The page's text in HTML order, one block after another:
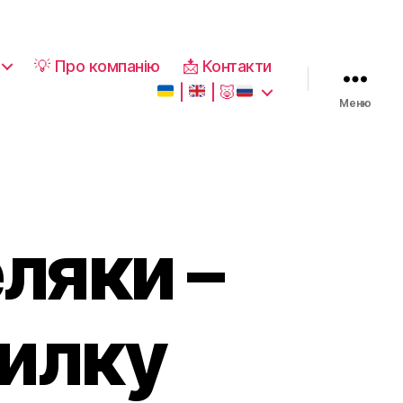
💡 Про компанію
📩 Контакти
🐷
Меню
–